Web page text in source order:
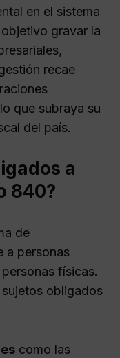
en el sistema
gravar la
recae
que subraya su
del país.
a
840?
de
a personas
físicas.
obligados
como las